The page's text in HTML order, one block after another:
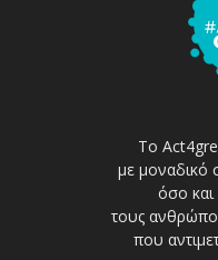
Το
με
όσο
τους
που